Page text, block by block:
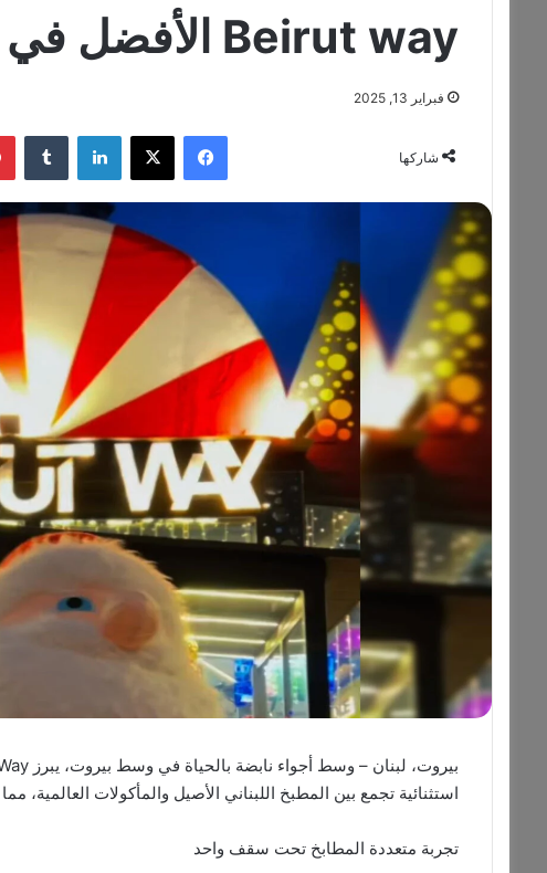
Beirut way الأفضل في لبنان
فبراير 13, 2025
شاركها
فيسبوك ‫X لينكدإن ‏Tumblr
استثنائية تجمع بين المطبخ اللبناني الأصيل والمأكولات العالمية،
تجربة متعددة المطابخ تحت سقف واحد